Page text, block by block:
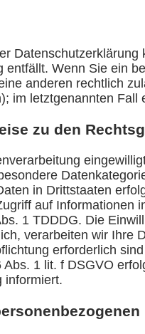
entfällt. Wenn Sie ein
anderen rechtlich
im letztgenannten
zu den
in Drittstaaten
auf Informationen
1 TDDDG. Die
verarbeiten wir Ihre
erforderlich
Abs. 1 lit. f DSGVO
informiert.